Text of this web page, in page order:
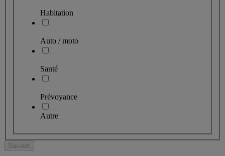
Habitation
Auto / moto
Santé
Prévoyance
Autre
Suivant